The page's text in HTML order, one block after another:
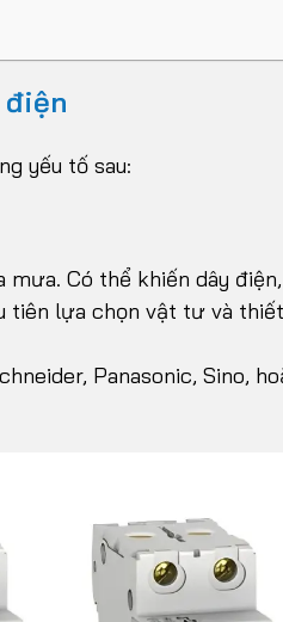
yếu tố sau:
Có thể khiến dây
tiên lựa chọn vật tư và
Panasonic, Sino,